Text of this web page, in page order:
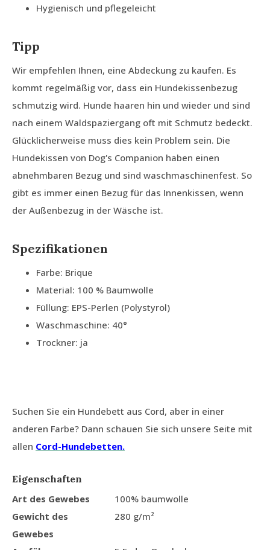
Hygienisch und pflegeleicht
Tipp
Wir empfehlen Ihnen, eine Abdeckung zu kaufen. Es
kommt regelmäßig vor, dass ein Hundekissenbezug
schmutzig wird. Hunde haaren hin und wieder und sind
nach einem Waldspaziergang oft mit Schmutz bedeckt.
Glücklicherweise muss dies kein Problem sein. Die
Hundekissen von Dog's Companion haben einen
abnehmbaren Bezug und sind waschmaschinenfest. So
gibt es immer einen Bezug für das Innenkissen, wenn
der Außenbezug in der Wäsche ist.
Spezifikationen
Farbe: Brique
Material: 100 % Baumwolle
Füllung: EPS-Perlen (Polystyrol)
Waschmaschine: 40°
Trockner: ja
Suchen Sie ein Hundebett aus Cord, aber in einer
anderen Farbe? Dann schauen Sie sich unsere Seite mit
allen Cord-Hundebetten.
Eigenschaften
Art des Gewebes
100% baumwolle
Gewicht des
Gewebes
280 g/m²